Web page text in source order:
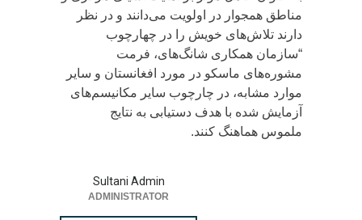
مناطق همجوار در اولویت می‌دانند و در نظر
دارند تلاش‌های خویش را در چهارچوب
“سازمان همکاری شانگ‌های، فرمت
مشوره‌های ماسکو در مورد افغانستان و سایر
موارد مشابه، در چارچوب سایر مکانیسم‌های
آزمایش شده با هدف دستیابی به نتایج
ملموس هماهنگ کنند.
Sultani Admin
ADMINISTRATOR